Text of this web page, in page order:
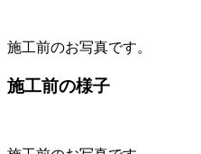
施工前のお写真です。
施工前の様子